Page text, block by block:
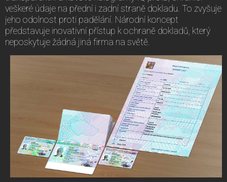
veškeré údaje na přední i zadní straně dokladu. To zvyšuje
jeho odolnost proti padělání. Národní koncept
představuje inovativní přístup k ochraně dokladů, který
neposkytuje žádná jiná firma na světě.